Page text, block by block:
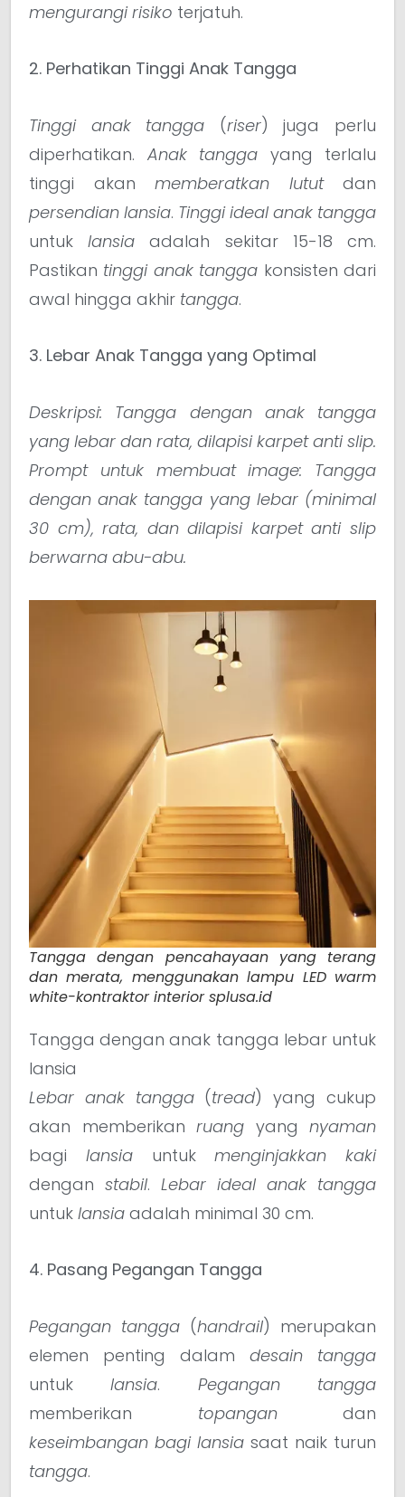
mengurangi risiko terjatuh.
2. Perhatikan Tinggi Anak Tangga
Tinggi anak tangga (riser) juga perlu
diperhatikan. Anak tangga yang terlalu
tinggi akan memberatkan lututdan
persendian lansia. Tinggi ideal anak tangga
untuklansia adalah sekitar 15-18 cm.
Pastikan tinggi anak tangga konsisten dari
awal hingga akhir tangga.
3. Lebar Anak Tangga yang Optimal
Deskripsi: Tangga dengan anak tangga
yang lebar dan rata, dilapisi karpet anti slip.
Prompt untuk membuat image: Tangga
dengan anak tangga yang lebar (minimal
30 cm), rata, dan dilapisi karpet anti slip
berwarna abu-abu.
Tangga dengan pencahayaan yang terang
dan merata, menggunakan lampu LED warm
white-kontraktor interior splusa.id
Tangga dengan anak tangga lebar untuk
lansia
Lebar anak tangga(tread) yang cukup
akan memberikan ruang yang nyaman
bagi lansiauntukmenginjakkan kaki
dengan stabil. Lebar ideal anak tangga
untuk lansia adalah minimal 30 cm.
4. Pasang Pegangan Tangga
Pegangan tangga (handrail) merupakan
elemen penting dalam desain tangga
untuklansia. Pegangan tangga
memberikan topangandan
keseimbangan bagi lansia saat naik turun
tangga.